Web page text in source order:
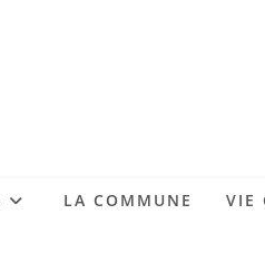
LA COMMUNE VIE